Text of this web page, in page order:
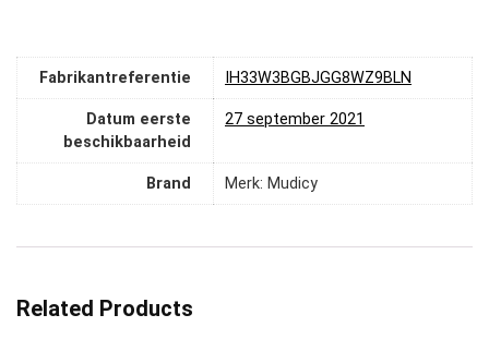
Fabrikantreferentie IH33W3BGBJGG8WZ9BLN
Datum eerste
beschikbaarheid
27 september 2021
Brand Merk: Mudicy
Related Products